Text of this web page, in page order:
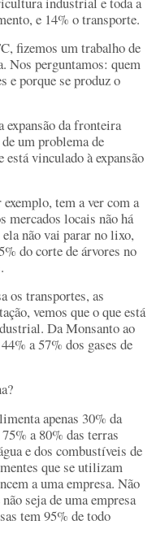
e 14% o transporte.
fizemos um trabalho de
Nos perguntamos: quem
e porque se produz o
expansão da fronteira
um problema de
vinculado à expansão
tem a ver com a
mercados locais não há
não vai parar no lixo,
do corte de árvores no
os transportes, as
vemos que o que está
Da Monsanto ao
a 57% dos gases de
apenas 30% da
a 80% das terras
e dos combustíveis de
que se utilizam
a uma empresa. Não
seja de uma empresa
tem 95% de todo